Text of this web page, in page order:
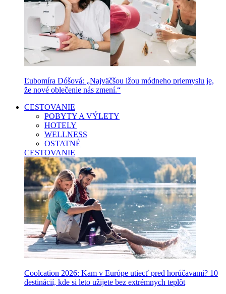
Ľubomíra Dóšová: „Najväčšou lžou módneho priemyslu je,
že nové oblečenie nás zmení.“
CESTOVANIE
POBYTY A VÝLETY
HOTELY
WELLNESS
OSTATNÉ
CESTOVANIE
Coolcation 2026: Kam v Európe utiecť pred horúčavami? 10
destinácií, kde si leto užijete bez extrémnych teplôt